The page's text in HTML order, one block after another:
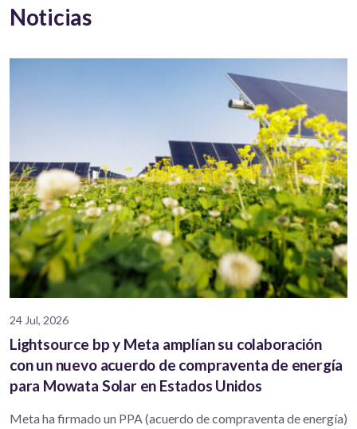
Noticias
24 Jul, 2026
Lightsource bp y Meta amplían su colaboración
con un nuevo acuerdo de compraventa de energía
para Mowata Solar en Estados Unidos
Meta ha firmado un PPA (acuerdo de compraventa de energía)